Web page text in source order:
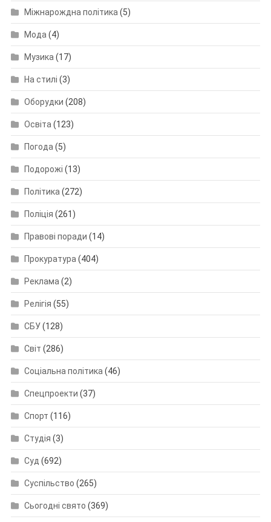
Міжнарождна політика (5)
Мода (4)
Музика (17)
На стилі (3)
Оборудки (208)
Освіта (123)
Погода (5)
Подорожі (13)
Політика (272)
Поліція (261)
Правові поради (14)
Прокуратура (404)
Реклама (2)
Релігія (55)
СБУ(128)
Світ (286)
Соціальна політика (46)
Спецпроекти (37)
Спорт (116)
Студія (3)
Суд (692)
Суспільство (265)
Сьогодні свято (369)